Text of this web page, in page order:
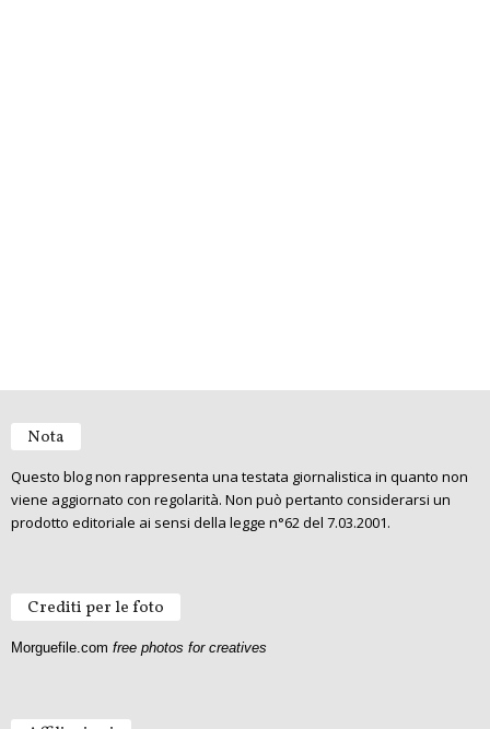
Nota
Questo blog non rappresenta una testata giornalistica in quanto non
viene aggiornato con regolarità. Non può pertanto considerarsi un
prodotto editoriale ai sensi della legge n°62 del 7.03.2001.
Crediti per le foto
Morguefile.com free photos for creatives